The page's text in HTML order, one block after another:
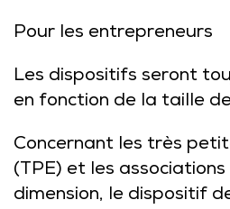
Pour les entrepreneurs
Les dispositifs seront
en fonction de la taille
Concernant les très
(TPE) et les
dimension, le dispositif